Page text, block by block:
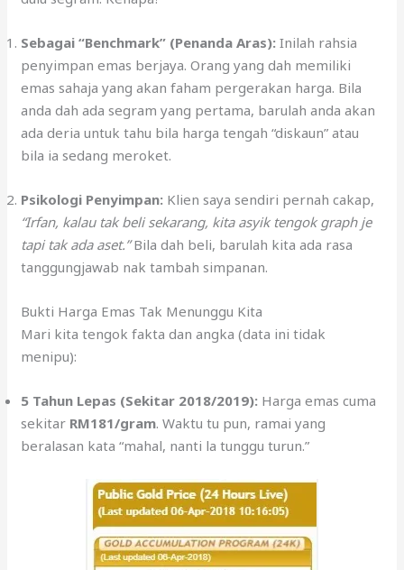
Sebagai “Benchmark” (Penanda Aras): Inilah rahsia
penyimpan emas berjaya. Orang yang dah memiliki
emas sahaja yang akan faham pergerakan harga. Bila
anda dah ada segram yang pertama, barulah anda akan
ada deria untuk tahu bila harga tengah “diskaun” atau
bila ia sedang meroket.
Psikologi Penyimpan: Klien saya sendiri pernah cakap,
“Irfan, kalau tak beli sekarang, kita asyik tengok graph je
tapi tak ada aset.”Bila dah beli, barulah kita ada rasa
tanggungjawab nak tambah simpanan.
Bukti Harga Emas Tak Menunggu Kita
Mari kita tengok fakta dan angka (data ini tidak
menipu):
5 Tahun Lepas (Sekitar 2018/2019): Harga emas cuma
sekitar RM181/gram. Waktu tu pun, ramai yang
beralasan kata “mahal, nanti la tunggu turun.”